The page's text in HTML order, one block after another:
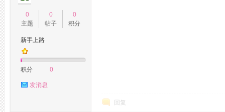
0
主题
0
帖子
0
积分
新手上路
积分 0
发消息
回复